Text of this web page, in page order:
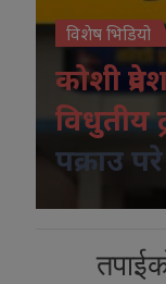
विशेष भिडियो
कोशी
विधुतीय
पक्राउ परे